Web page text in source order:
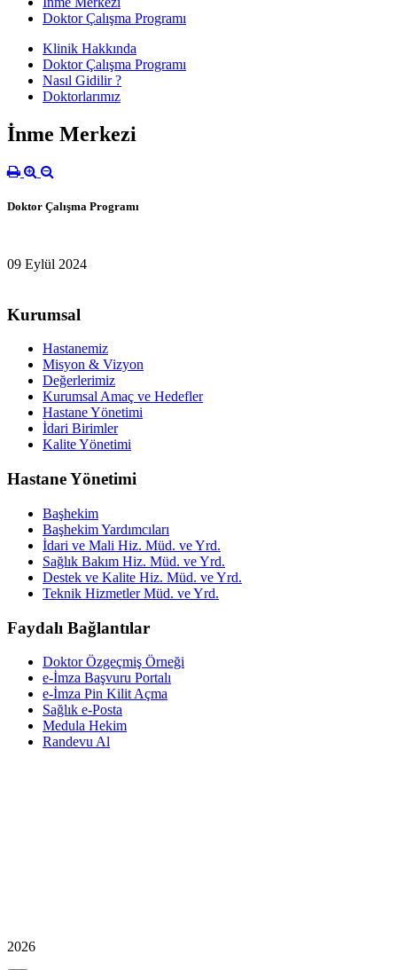
Doktor Çalışma Programı
Klinik Hakkında
Doktor Çalışma Programı
Nasıl Gidilir ?
Doktorlarımız
İnme Merkezi
Doktor Çalışma Programı
09 Eylül 2024
Kurumsal
Hastanemiz
Misyon & Vizyon
Değerlerimiz
Kurumsal Amaç ve Hedefler
Hastane Yönetimi
İdari Birimler
Kalite Yönetimi
Hastane Yönetimi
Başhekim
Başhekim Yardımcıları
İdari ve Mali Hiz. Müd. ve Yrd.
Sağlık Bakım Hiz. Müd. ve Yrd.
Destek ve Kalite Hiz. Müd. ve Yrd.
Teknik Hizmetler Müd. ve Yrd.
Faydalı Bağlantılar
Doktor Özgeçmiş Örneği
e-İmza Başvuru Portalı
e-İmza Pin Kilit Açma
Sağlık e-Posta
Medula Hekim
Randevu Al
2026